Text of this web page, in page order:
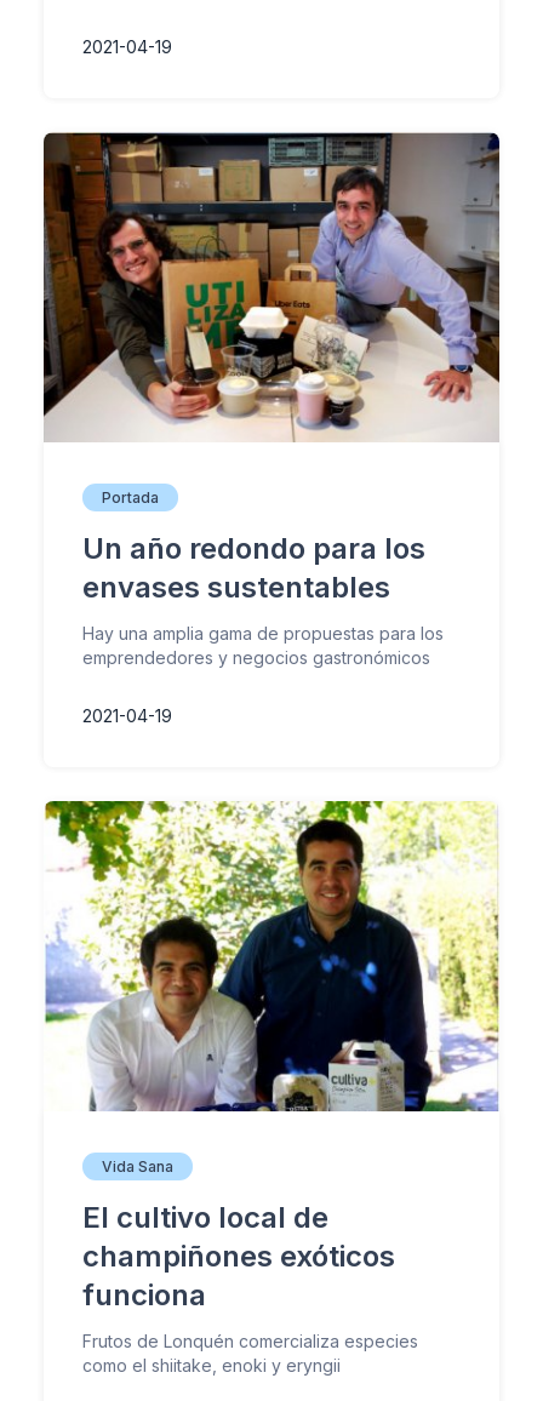
2021-04-19
Portada
Un año redondo para los
envases sustentables
Hay una amplia gama de propuestas para los
emprendedores y negocios gastronómicos
2021-04-19
Vida Sana
El cultivo local de
champiñones exóticos
funciona
Frutos de Lonquén comercializa especies
como el shiitake, enoki y eryngii